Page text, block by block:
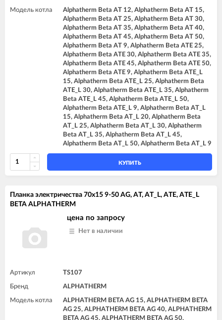
Модель котла
Alphatherm Beta AT 12, Alphatherm Beta AT 15,
Alphatherm Beta AT 25, Alphatherm Beta AT 30,
Alphatherm Beta AT 35, Alphatherm Beta AT 40,
Alphatherm Beta AT 45, Alphatherm Beta AT 50,
Alphatherm Beta AT 9, Alphatherm Beta ATE 25,
Alphatherm Beta ATE 30, Alphatherm Beta ATE 35,
Alphatherm Beta ATE 45, Alphatherm Beta ATE 50,
Alphatherm Beta ATE 9, Alphatherm Beta ATE_L
15, Alphatherm Beta ATE_L 25, Alphatherm Beta
ATE_L 30, Alphatherm Beta ATE_L 35, Alphatherm
Beta ATE_L 45, Alphatherm Beta ATE_L 50,
Alphatherm Beta ATE_L 9, Alphatherm Beta AT_L
15, Alphatherm Beta AT_L 20, Alphatherm Beta
AT_L 25, Alphatherm Beta AT_L 30, Alphatherm
Beta AT_L 35, Alphatherm Beta AT_L 45,
Alphatherm Beta AT_L 50, Alphatherm Beta AT_L 9
КУПИТЬ
Планка электричества 70x15 9-50 AG, AT, AT_L, ATE, ATE_L
BETA ALPHATHERM
цена по запросу
Нет в наличии
Артикул TS107
Бренд ALPHATHERM
Модель котла
ALPHATHERM BETA AG 15, ALPHATHERM BETA
AG 25, ALPHATHERM BETA AG 40, ALPHATHERM
BETA AG 45, ALPHATHERM BETA AG 50,